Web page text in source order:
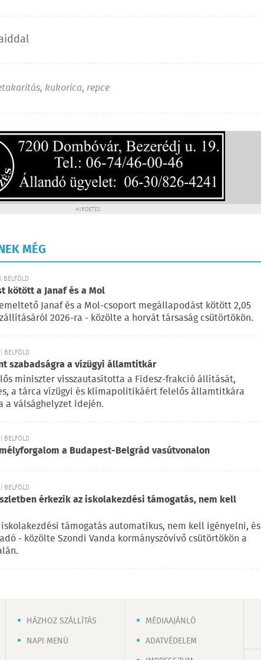
, kukorica, repce
HIRDETÉS
MÉG
BELFÖLD
kötött a Janaf és a Mol
Janaf és a Mol-csoport megállapodást kötött 2,05
2026-ra - közölte a horvát társaság csütörtökön.
BELFÖLD
szabadságra a vízügyi államtitkár
miniszter visszautasította a Fidesz-frakció állítását,
a tárca vízügyi és klímapolitikáért felelős államtitkára
a válsághelyzet idején.
BELFÖLD
a Budapest-Belgrád vasútvonalon
BELFÖLD
érkezik az iskolakezdési támogatás, nem kell
támogatás automatikus, nem kell igényelni, és
- közölte Szondi Vanda kormányszóvivő csütörtökön a
HÁZHOZ SZÁLLÍTÁS
NAPI MENÜ
MÉDIAAJÁNLÓ
ADATVÉDELEM